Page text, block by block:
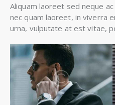
Aliquam laoreet sed neque
nec quam laoreet, in viverra
urna, vulputate at est vitae,